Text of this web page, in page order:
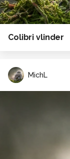
Colibri vlinder
MichL